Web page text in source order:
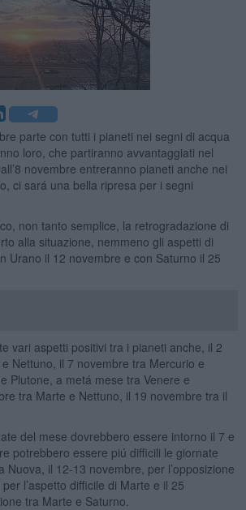
parte con tutti i pianeti nei segni di acqua
loro, che partiranno avvantaggiati nel
novembre entreranno pianeti anche nei
ci sará una bella ripresa per i segni
non tanto semplice, la retrogradazione di
alla situazione, nemmeno gli aspetti di
Urano il 12 novembre e con Saturno il 25
vari aspetti positivi tra i pianeti anche, il 2
Nettuno, il 7 novembre tra Mercurio e
Plutone, a metá mese tra Venere e
tra Marte e Nettuno, il 19 novembre tra il
del mese dovrebbero essere intorno il 7 e
potrebbero essere piú difficili le giornate
Nuova, il 12-13 novembre, per l’opposizione
l’aspetto difficile di Marte e il 25
tra Marte e Saturno.